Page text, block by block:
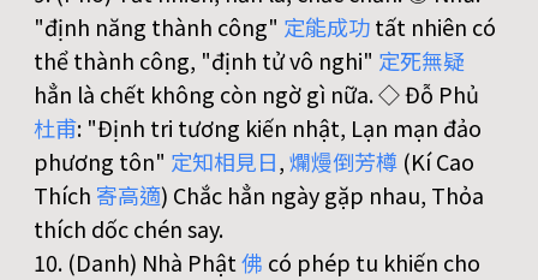
"định năng thành công" 定能成功tất nhiên có
thể thành công, "định tử vô nghi" 定死無疑
hẳn là chết không còn ngờ gì nữa. ◇ Đỗ Phủ
杜甫: "Định tri tương kiến nhật, Lạn mạn đảo
phương tôn" 定知相見日,爛熳倒芳樽 (Kí Cao
Thích 寄高適) Chắc hẳn ngày gặp nhau, Thỏa
thích dốc chén say.
10. (Danh) Nhà Phật佛 có phép tu khiến cho